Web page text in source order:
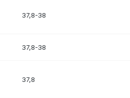
37,8-38
37,8-38
37,8